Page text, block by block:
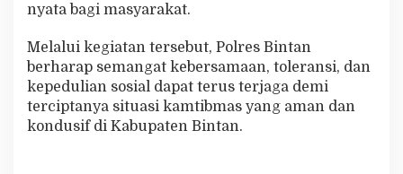
nyata bagi masyarakat.
Melalui kegiatan tersebut, Polres Bintan
berharap semangat kebersamaan, toleransi, dan
kepedulian sosial dapat terus terjaga demi
terciptanya situasi kamtibmas yang aman dan
kondusif di Kabupaten Bintan.